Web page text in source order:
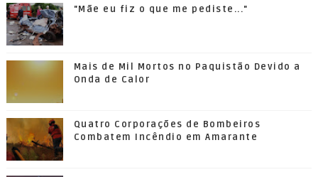
"Mãe eu fiz o que me pediste..."
Mais de Mil Mortos no Paquistão Devido a
Onda de Calor
Quatro Corporações de Bombeiros
Combatem Incêndio em Amarante